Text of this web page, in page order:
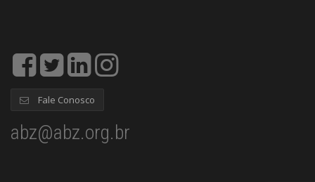
Fale Conosco
abz@abz.org.br